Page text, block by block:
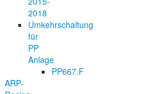
2018
Umkehrschaltung
für
PP
Anlage
PP667.F
ARP-